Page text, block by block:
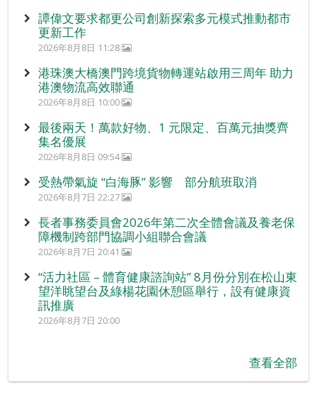
譚偉文要求都更公司創新探索多元模式推動都市
更新工作
2026年8月8日 11:28
港珠澳大橋澳門跨境貨物轉運站啟用三周年 助力
港澳物流高效聯通
2026年8月8日 10:00
最後兩天！萬款好物、1 元限定、百萬元抽獎齊
集名優展
2026年8月8日 09:54
受熱帶氣旋 “白海豚” 影響 部分航班取消
2026年8月7日 22:27
長者事務委員會2026年第二次全體會議及養老保
障機制跨部門協調小組聯合會議
2026年8月7日 20:41
“活力社區 – 體育健康諮詢站” 8月份分別在松山東
望洋眺望台及綠楊花園休憩區舉行，設有健康資
訊推廣
2026年8月7日 20:00
查看全部